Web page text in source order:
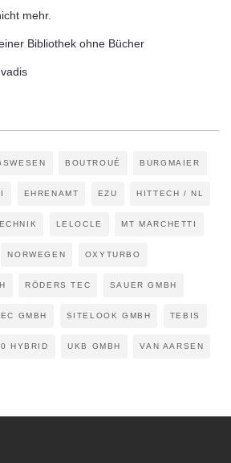
mehr.
Bibliothek ohne Bücher
BOUTROUÉ BURGMAIER
EHRENAMT EZU HITTECH / NL
LELOCLE MT MARCHETTI
NORWEGEN OXYTURBO
RÖDERS TEC SAUER GMBH
GMBH SITELOOK GMBH TEBIS
HYBRID UKB GMBH VAN AARSEN